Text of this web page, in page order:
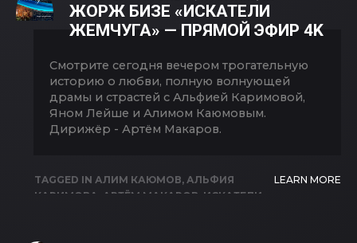
ЖОРЖ БИЗЕ «ИСКАТЕЛИ
ЖЕМЧУГА» — ПРЯМОЙ ЭФИР 4K
Смотрите сегодня вечером трогательную
историю о любви, полную волнующей
драмы и страстей с Альфией Каримовой,
Яном Лейше и Алимом Каюмовым.
Дирижёр - Артём Макаров.
TAGGED IN АЛИМ КАЮМОВ, АЛЬФИЯ
КАРИМОВА
АРТЁМ МАКАРОВ ИСКАТЕЛИ
LEARN MORE